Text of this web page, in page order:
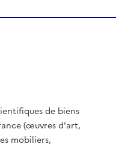
de biens
(œuvres d'art,
mobiliers,